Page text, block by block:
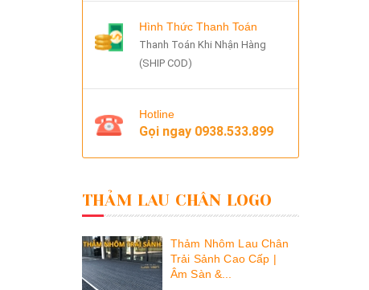
Hình Thức Thanh Toán
Thanh Toán Khi Nhận Hàng
(SHIP COD)
Hotline
Gọi ngay 0938.533.899
THẢM LAU CHÂN LOGO
Thảm Nhôm Lau Chân
Trải Sảnh Cao Cấp |
Âm Sàn &...